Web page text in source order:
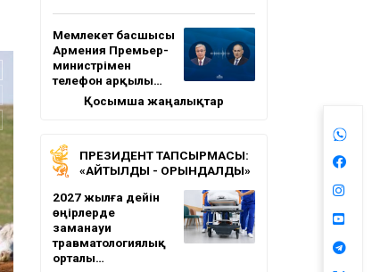
Мемлекет басшысы
Армения Премьер-
министрімен
телефон арқылы…
Қосымша жаңалықтар
ПРЕЗИДЕНТ ТАПСЫРМАСЫ:
«АЙТЫЛДЫ - ОРЫНДАЛДЫ»
2027 жылға дейін
өңірлерде
заманауи
травматологиялық
орталы…